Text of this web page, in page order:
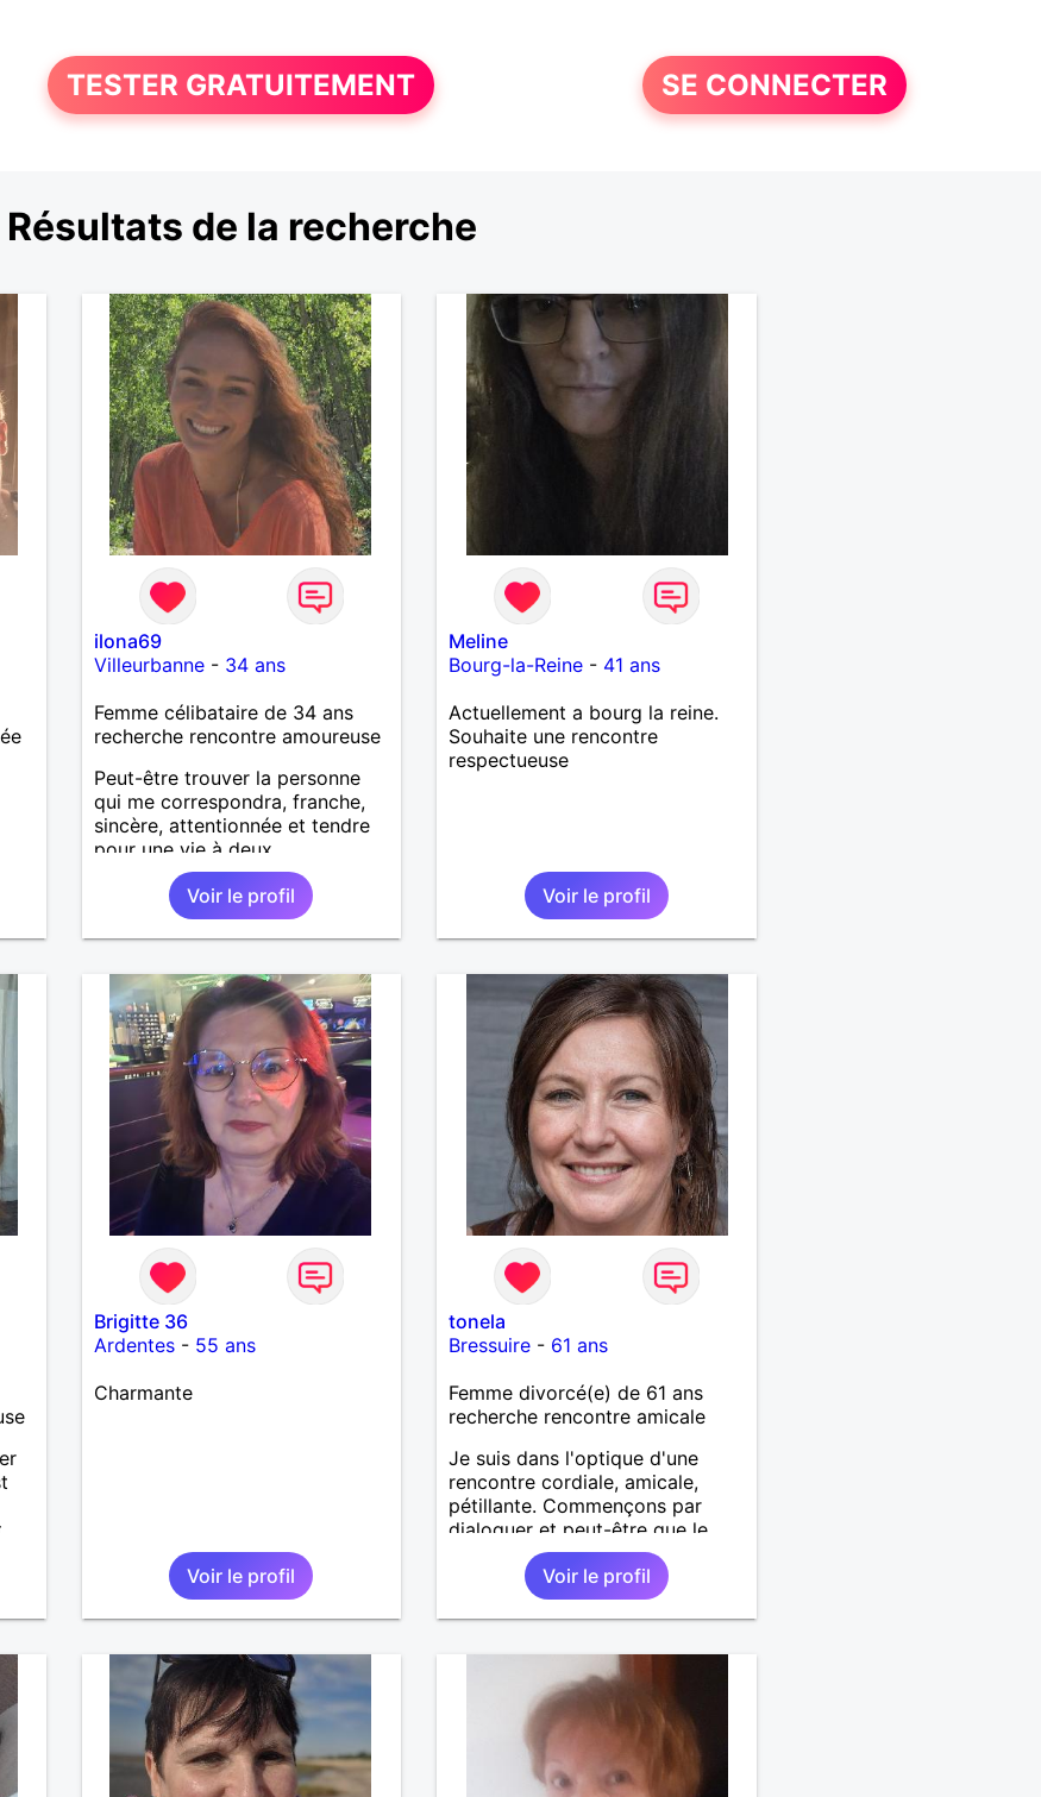
TESTER GRATUITEMENT SE CONNECTER
Résultats de la recherche
ilona69
Villeurbanne- 34 ans
Femme célibataire de 34 ans
recherche rencontre amoureuse
Peut-être trouver la personne
qui me correspondra, franche,
sincère, attentionnée et tendre
pour une vie à deux.
Voir le profil
Meline
Bourg-la-Reine - 41 ans
Actuellement a bourg la reine.
Souhaite une rencontre
respectueuse
Voir le profil
Brigitte 36
Ardentes- 55 ans
Charmante
Voir le profil
tonela
Bressuire - 61 ans
Femme divorcé(e) de 61 ans
recherche rencontre amicale
Je suis dans l'optique d'une
rencontre cordiale, amicale,
pétillante. Commençons par
dialoguer et peut-être que le
destin se chargera du reste.
Voir le profil